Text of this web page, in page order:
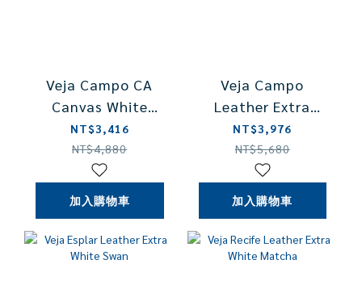
Veja Campo CA
Canvas White
Pierre
NT$3,416
NT$4,880
加入購物車
Veja Campo
Leather Extra
White Sun Peach
NT$3,976
NT$5,680
加入購物車